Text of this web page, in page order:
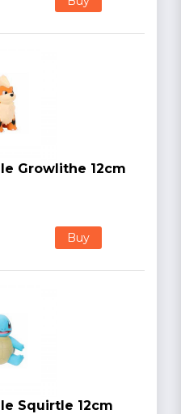
Growlithe 12cm
Buy
Squirtle 12cm